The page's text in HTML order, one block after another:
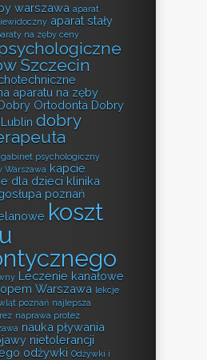
warszawa aparat
aparat stały
na zęby ceny
Szczecin
aparatu na zęby
Ortodonta Dobry
dobry
gabinet psychologiczny
Warszawa kapcie
dla dzieci klinika
poznań
koszt
Leczenie kanałowe
Warszawa lekcje
poznań najlepsza
naprawa protez
nauka pływania
nietolerancji
odżywki Odżywki i